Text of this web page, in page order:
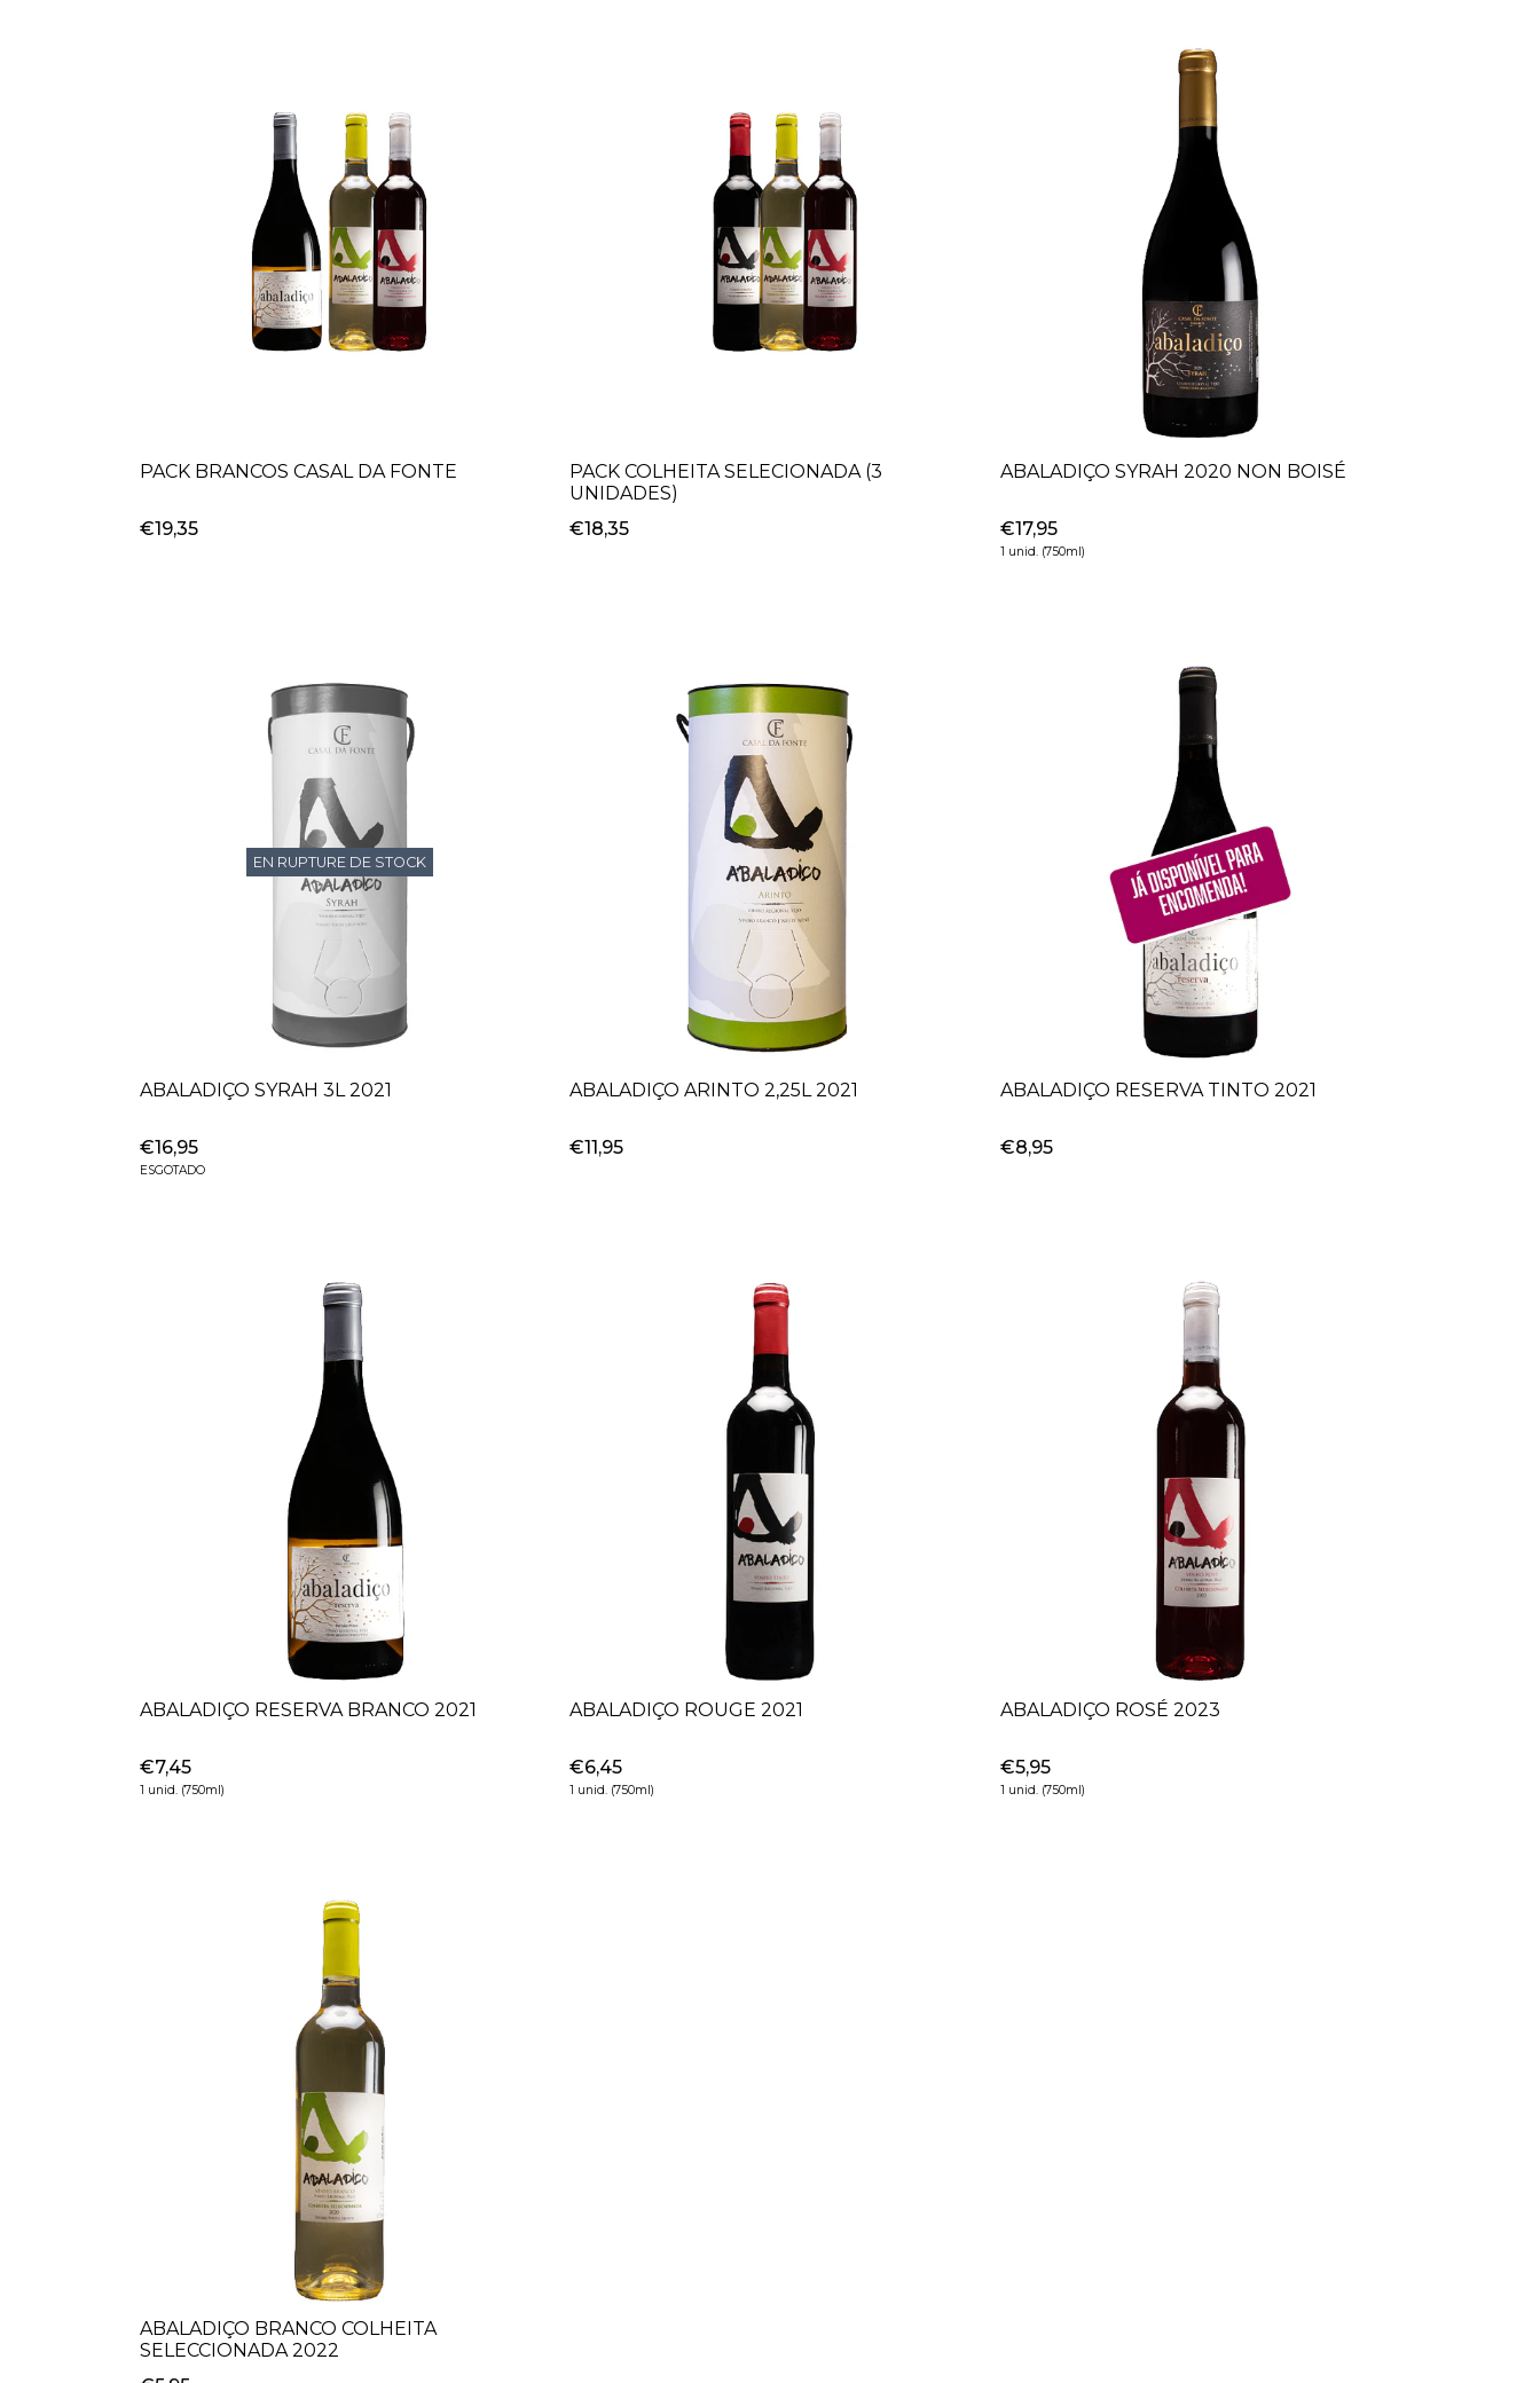
PACK BRANCOS CASAL DA FONTE
€19,35
PACK COLHEITA SELECIONADA (3
UNIDADES)
€18,35
ABALADIÇO SYRAH 2020 NON BOISÉ
€17,95
1 unid. (750ml)
EN RUPTURE DE STOCK
ABALADIÇO SYRAH 3L 2021
€16,95
ESGOTADO
ABALADIÇO ARINTO 2,25L 2021
€11,95
ABALADIÇO RESERVA TINTO 2021
€8,95
ABALADIÇO RESERVA BRANCO 2021
€7,45
1 unid. (750ml)
ABALADIÇO ROUGE 2021
€6,45
1 unid. (750ml)
ABALADIÇO ROSÉ 2023
€5,95
1 unid. (750ml)
ABALADIÇO BRANCO COLHEITA
SELECCIONADA 2022